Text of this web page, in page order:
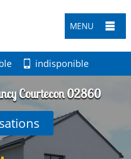
MENU
indisponible
Courtecon 02860